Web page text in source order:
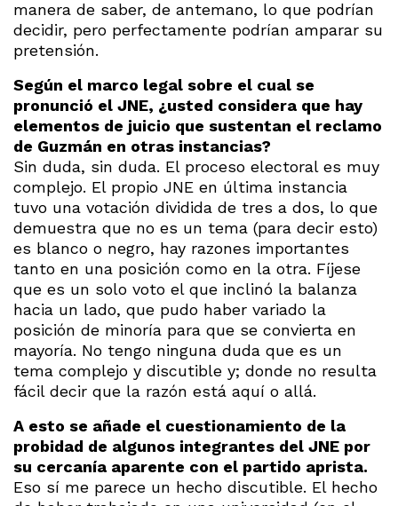
manera de saber, de antemano, lo que podrían
decidir, pero perfectamente podrían amparar su
pretensión.
Según el marco legal sobre el cual se
pronunció el JNE, ¿usted considera que hay
elementos de juicio que sustentan el reclamo
de Guzmán en otras instancias?
Sin duda, sin duda. El proceso electoral es muy
complejo. El propio JNE en última instancia
tuvo una votación dividida de tres a dos, lo que
demuestra que no es un tema (para decir esto)
es blanco o negro, hay razones importantes
tanto en una posición como en la otra. Fíjese
que es un solo voto el que inclinó la balanza
hacia un lado, que pudo haber variado la
posición de minoría para que se convierta en
mayoría. No tengo ninguna duda que es un
tema complejo y discutible y; donde no resulta
fácil decir que la razón está aquí o allá.
A esto se añade el cuestionamiento de la
probidad de algunos integrantes del JNE por
su cercanía aparente con el partido aprista.
Eso sí me parece un hecho discutible. El hecho